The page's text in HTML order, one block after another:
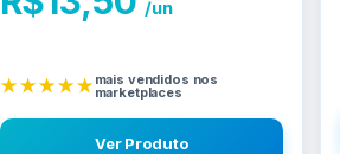
/un
★★★★★mais vendidos nos
marketplaces
Ver Produto